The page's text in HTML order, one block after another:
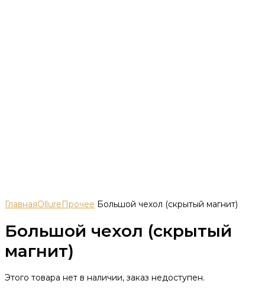
ГлавнаяOllureПрочее Большой чехол (скрытый магнит)
Большой чехол (скрытый
магнит)
Этого товара нет в наличии, заказ недоступен.